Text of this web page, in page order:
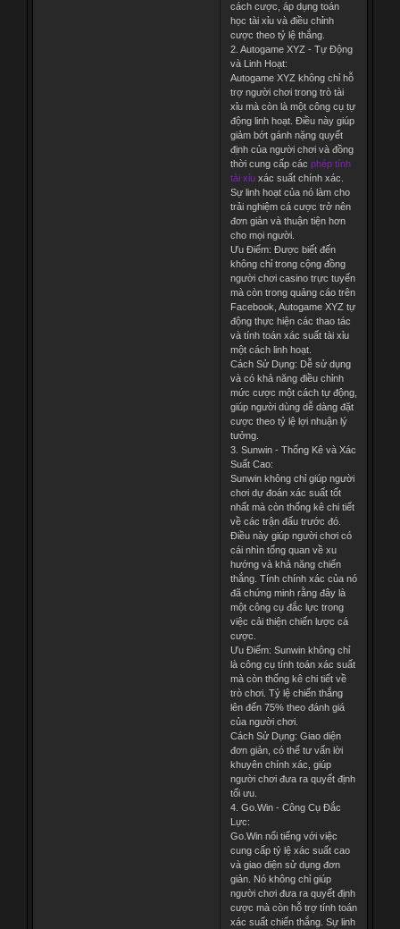
cách cược, áp dụng toán
học tài xỉu và điều chỉnh
cược theo tỷ lệ thắng.
2. Autogame XYZ - Tự Động
và Linh Hoạt:
Autogame XYZ không chỉ hỗ
trợ người chơi trong trò tài
xỉu mà còn là một công cụ tự
động linh hoạt. Điều này giúp
giảm bớt gánh nặng quyết
định của người chơi và đồng
thời cung cấp các phép tính
tài xỉuxác suất chính xác.
Sự linh hoạt của nó làm cho
trải nghiệm cá cược trở nên
đơn giản và thuận tiện hơn
cho mọi người.
Ưu Điểm: Được biết đến
không chỉ trong cộng đồng
người chơi casino trực tuyến
mà còn trong quảng cáo trên
Facebook, Autogame XYZ tự
động thực hiện các thao tác
và tính toán xác suất tài xỉu
một cách linh hoạt.
Cách Sử Dụng: Dễ sử dụng
và có khả năng điều chỉnh
mức cược một cách tự động,
giúp người dùng dễ dàng đặt
cược theo tỷ lệ lợi nhuận lý
tưởng.
3. Sunwin - Thống Kê và Xác
Suất Cao:
Sunwin không chỉ giúp người
chơi dự đoán xác suất tốt
nhất mà còn thống kê chi tiết
về các trận đấu trước đó.
Điều này giúp người chơi có
cái nhìn tổng quan về xu
hướng và khả năng chiến
thắng. Tính chính xác của nó
đã chứng minh rằng đây là
một công cụ đắc lực trong
việc cải thiện chiến lược cá
cược.
Ưu Điểm: Sunwin không chỉ
là công cụ tính toán xác suất
mà còn thống kê chi tiết về
trò chơi. Tỷ lệ chiến thắng
lên đến 75% theo đánh giá
của người chơi.
Cách Sử Dụng: Giao diện
đơn giản, có thể tư vấn lời
khuyên chính xác, giúp
người chơi đưa ra quyết định
tối ưu.
4. Go.Win - Công Cụ Đắc
Lực:
Go.Win nổi tiếng với việc
cung cấp tỷ lệ xác suất cao
và giao diện sử dụng đơn
giản. Nó không chỉ giúp
người chơi đưa ra quyết định
cược mà còn hỗ trợ tính toán
xác suất chiến thắng. Sự linh